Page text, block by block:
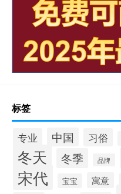
标签
专业 中国 习俗
冬天 冬季 品牌
宋代 宝宝 寓意